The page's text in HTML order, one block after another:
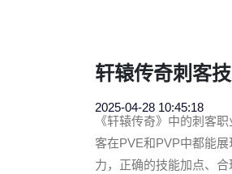
轩辕传奇刺客
2025-04-28 10:45:18
《轩辕传奇》中的刺客
客在PVE和PVP中都能
力，正确的技能加点、